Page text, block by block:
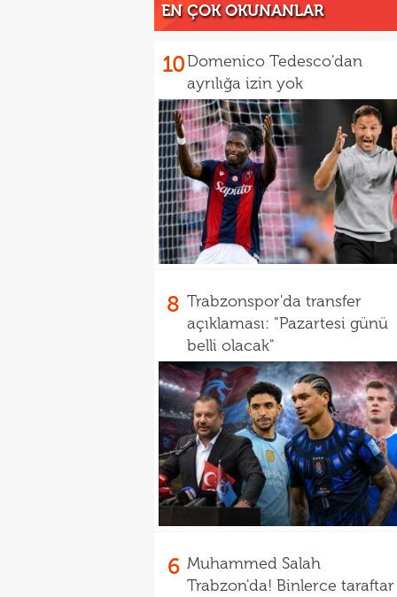
EN ÇOK OKUNANLAR
10Domenico Tedesco'dan
ayrılığa izin yok
8 Trabzonspor'da transfer
açıklaması: "Pazartesi günü
belli olacak"
6 Muhammed Salah
Trabzon'da! Binlerce taraftar